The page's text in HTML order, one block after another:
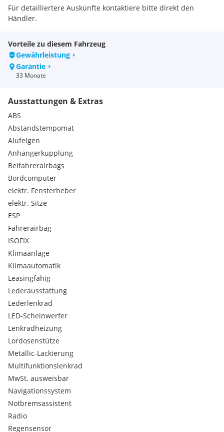
- 10 Tage Umtauschrecht
MWST Ausweisbar
Allrad 4matic
Avantgarde
DISTRONIC
Klimatisierungsautom. Thermotronic
Licht- und Sicht-Paket
Sitzkomfort-Paket
Spiegel-Paket
Attention Assist
Automatic
Intelligent Light System
Memorypaket
Verkehrszeichenassistent
Allradsystem
KEYLESS-GO
Multifunktionslenkrad
Rückfahrkamera
AIRMATIC
Einparkhilfe selbstlenkend
Elektrische Heckklappe
Spurwechselwarnung
LED Tagfahrlicht
Schiebetür
Winterpaket
Bluetooth
Tempomat mit Bremsfunktion
Tempomat
Abstandstempomat
Aktiver Spurhalte-Assistent
Park-Paket
Leichtmetallfelgen
Regensensor
PARKTRONIC inkl. Parkführung
Spurhalte-Assistent
Klimaautomatik
Für detailliertere Auskünfte kontaktiere bitte direkt den
Händler.
Vorteile zu diesem Fahrzeug
Gewährleistung
Garantie
33 Monate
Ausstattungen & Extras
ABS
Abstandstempomat
Alufelgen
Anhängerkupplung
Beifahrerairbags
Bordcomputer
elektr. Fensterheber
elektr. Sitze
ESP
Fahrerairbag
ISOFIX
Klimaanlage
Klimaautomatik
Leasingfähig
Lederausstattung
Lederlenkrad
LED-Scheinwerfer
Lenkradheizung
Lordosenstütze
Metallic-Lackierung
Multifunktionslenkrad
MwSt. ausweisbar
Navigationssystem
Notbremsassistent
Radio
Regensensor